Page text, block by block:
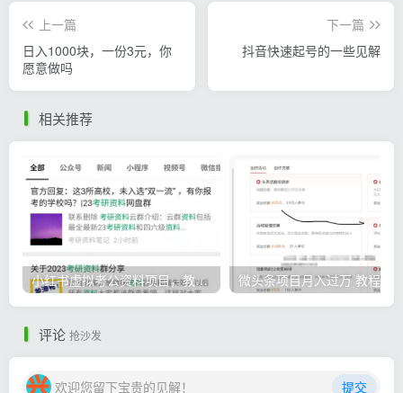
上一篇
日入1000块，一份3元，你
愿意做吗
下一篇
抖音快速起号的一些见解
相关推荐
小红书虚拟考公资料项目，教资项目轻松月入过万的核心玩法
评论 抢沙发
欢迎您留下宝贵的见解！ 提交